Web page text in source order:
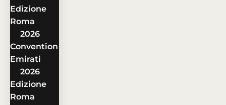
Edizione
Roma
2026
Convention
Emirati
2026
Edizione
Roma